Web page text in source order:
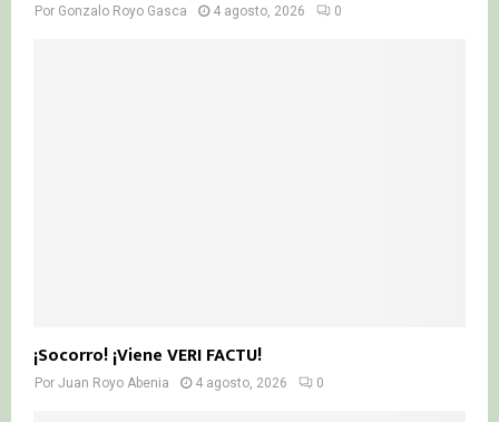
Por Gonzalo Royo Gasca 4 agosto, 2026 0
¡Socorro! ¡Viene VERI FACTU!
Por Juan Royo Abenia 4 agosto, 2026 0